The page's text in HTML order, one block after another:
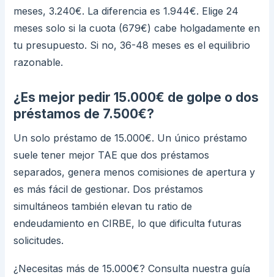
meses, 3.240€. La diferencia es 1.944€. Elige 24
meses solo si la cuota (679€) cabe holgadamente en
tu presupuesto. Si no, 36-48 meses es el equilibrio
razonable.
¿Es mejor pedir 15.000€ de golpe o dos
préstamos de 7.500€?
Un solo préstamo de 15.000€. Un único préstamo
suele tener mejor TAE que dos préstamos
separados, genera menos comisiones de apertura y
es más fácil de gestionar. Dos préstamos
simultáneos también elevan tu ratio de
endeudamiento en CIRBE, lo que dificulta futuras
solicitudes.
¿Necesitas más de 15.000€? Consulta nuestra guía